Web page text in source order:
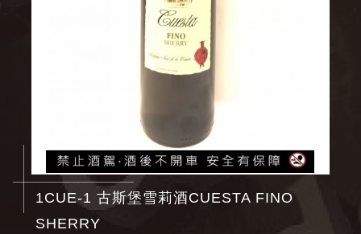
1CUE-1 古斯堡雪莉酒CUESTA FINO
SHERRY